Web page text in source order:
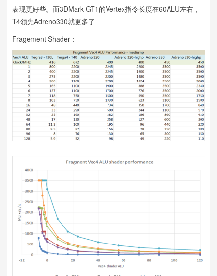
表现更好些。而3DMark GT1的Vertex指令长度在60ALU左右，
T4领先Adreno330就更多了
Fragement Shader：